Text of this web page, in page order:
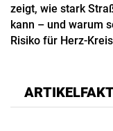
zeigt, wie stark
kann – und warum
Risiko für Herz-